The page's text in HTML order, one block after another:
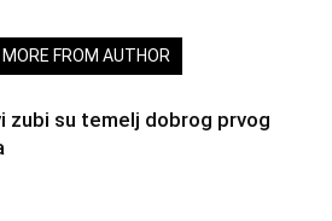
MORE FROM AUTHOR
zubi su temelj dobrog prvog